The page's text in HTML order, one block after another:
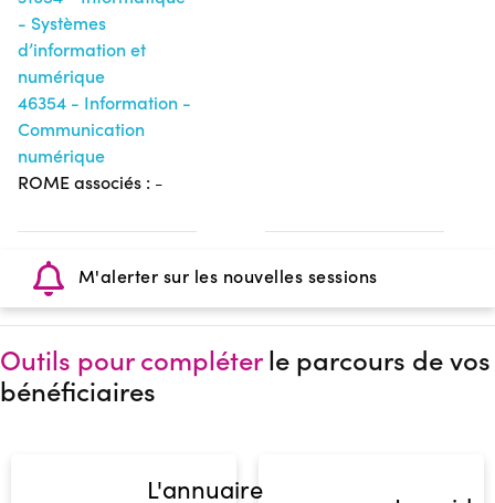
- Systèmes
d’information et
numérique
46354 - Information -
Communication
numérique
ROME associés : -
M'alerter sur les nouvelles sessions
Outils pour compléterle parcours de vos
bénéficiaires
L'annuaire